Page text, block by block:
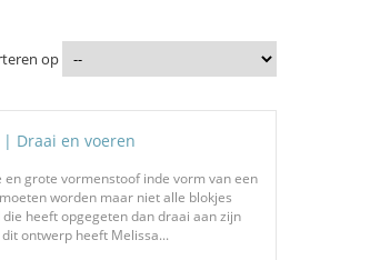
op
Draai en voeren
grote vormenstoof inde vorm van een
worden maar niet alle blokjes
heeft opgegeten dan draai aan zijn
ontwerp heeft Melissa...